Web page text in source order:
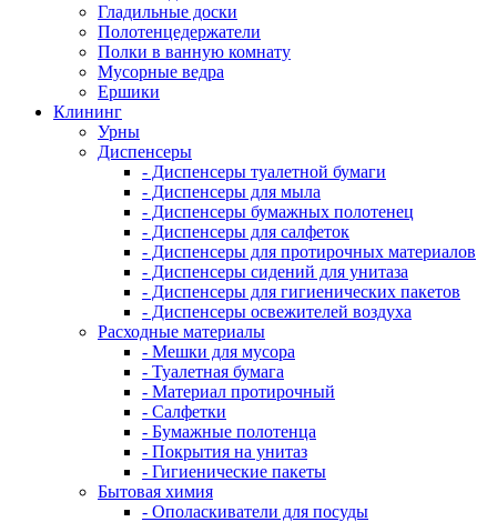
Гладильные доски
Полотенцедержатели
Полки в ванную комнату
Мусорные ведра
Ершики
Клининг
Урны
Диспенсеры
- Диспенсеры туалетной бумаги
- Диспенсеры для мыла
- Диспенсеры бумажных полотенец
- Диспенсеры для салфеток
- Диспенсеры для протирочных материалов
- Диспенсеры сидений для унитаза
- Диспенсеры для гигиенических пакетов
- Диспенсеры освежителей воздуха
Расходные материалы
- Мешки для мусора
- Туалетная бумага
- Материал протирочный
- Салфетки
- Бумажные полотенца
- Покрытия на унитаз
- Гигиенические пакеты
Бытовая химия
- Ополаскиватели для посуды